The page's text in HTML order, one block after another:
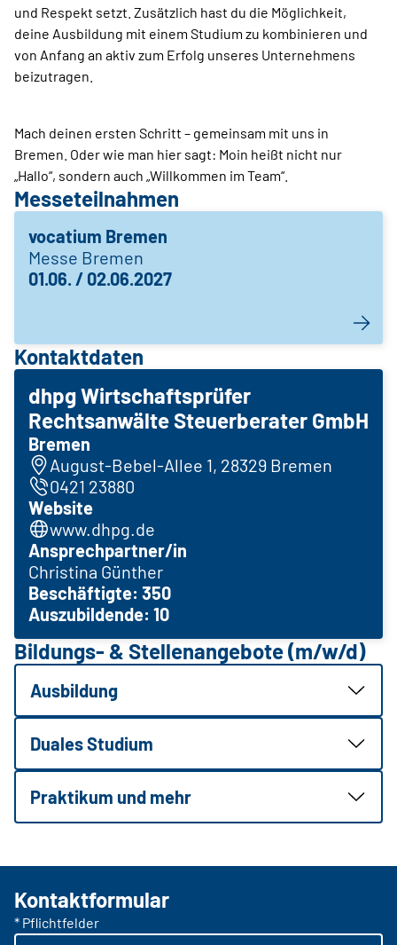
und Respekt setzt. Zusätzlich hast du die Möglichkeit,
deine Ausbildung mit einem Studium zu kombinieren und
von Anfang an aktiv zum Erfolg unseres Unternehmens
beizutragen.
Mach deinen ersten Schritt – gemeinsam mit uns in
Bremen. Oder wie man hier sagt: Moin heißt nicht nur
„Hallo“, sondern auch „Willkommen im Team“.
Messeteilnahmen
vocatium Bremen
Messe Bremen
01.06. / 02.06.2027
Kontaktdaten
dhpg Wirtschaftsprüfer
Rechtsanwälte Steuerberater GmbH
Bremen
August-Bebel-Allee 1, 28329 Bremen
0421 23880
Website
www.dhpg.de
Ansprechpartner/in
Christina Günther
Beschäftigte: 350
Auszubildende: 10
Bildungs- & Stellenangebote (m/w/d)
Ausbildung
Duales Studium
Praktikum und mehr
Kontaktformular
* Pflichtfelder